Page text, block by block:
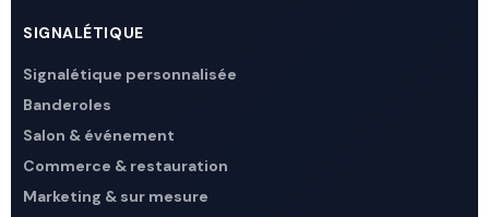
SIGNALÉTIQUE
Signalétique personnalisée
Banderoles
Salon & événement
Commerce & restauration
Marketing & sur mesure